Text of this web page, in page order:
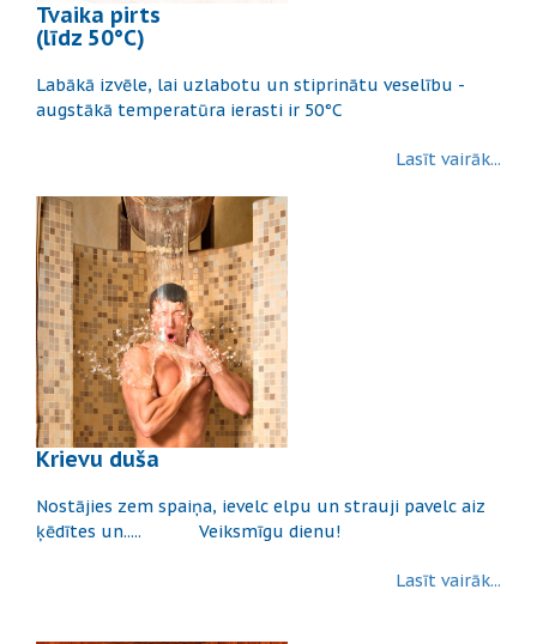
Tvaika pirts
(līdz 50°C)
Labākā izvēle, lai uzlabotu un stiprinātu veselību -
augstākā temperatūra ierasti ir 50°C
Lasīt vairāk...
Krievu duša
Nostājies zem spaiņa, ievelc elpu un strauji pavelc aiz
ķēdītes un..... Veiksmīgu dienu!
Lasīt vairāk...